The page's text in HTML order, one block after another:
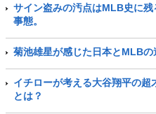
サイン盗みの汚点はMLB史に
事態。
菊池雄星が感じた日本とMLBの
イチローが考える大谷翔平の
とは？